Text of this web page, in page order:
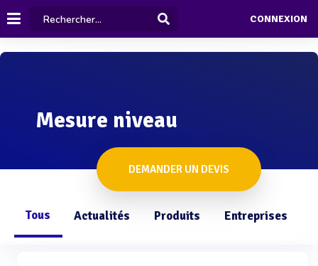
CONNEXION
Mesure niveau
DEMANDER UN DEVIS
Tous Actualités Produits Entreprises